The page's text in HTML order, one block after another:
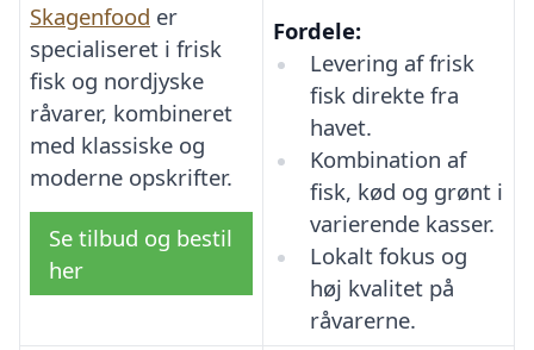
Skagenfood er
specialiseret i frisk
fisk og nordjyske
råvarer, kombineret
med klassiske og
moderne opskrifter.
Se tilbud og bestil
her
Fordele:
Levering af frisk
fisk direkte fra
havet.
Kombination af
fisk, kød og grønt i
varierende kasser.
Lokalt fokus og
høj kvalitet på
råvarerne.